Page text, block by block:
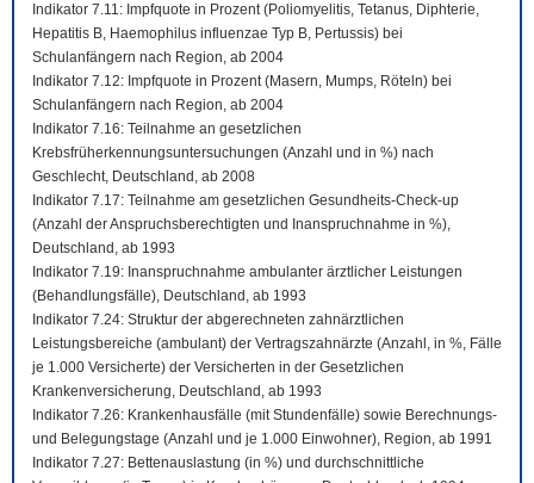
Indikator 7.11: Impfquote in Prozent (Poliomyelitis, Tetanus, Diphterie,
Hepatitis B, Haemophilus influenzae Typ B, Pertussis) bei
Schulanfängern nach Region, ab 2004
Indikator 7.12: Impfquote in Prozent (Masern, Mumps, Röteln) bei
Schulanfängern nach Region, ab 2004
Indikator 7.16: Teilnahme an gesetzlichen
Krebsfrüherkennungsuntersuchungen (Anzahl und in %) nach
Geschlecht, Deutschland, ab 2008
Indikator 7.17: Teilnahme am gesetzlichen Gesundheits-Check-up
(Anzahl der Anspruchsberechtigten und Inanspruchnahme in %),
Deutschland, ab 1993
Indikator 7.19: Inanspruchnahme ambulanter ärztlicher Leistungen
(Behandlungsfälle), Deutschland, ab 1993
Indikator 7.24: Struktur der abgerechneten zahnärztlichen
Leistungsbereiche (ambulant) der Vertragszahnärzte (Anzahl, in %, Fälle
je 1.000 Versicherte) der Versicherten in der Gesetzlichen
Krankenversicherung, Deutschland, ab 1993
Indikator 7.26: Krankenhausfälle (mit Stundenfälle) sowie Berechnungs-
und Belegungstage (Anzahl und je 1.000 Einwohner), Region, ab 1991
Indikator 7.27: Bettenauslastung (in %) und durchschnittliche